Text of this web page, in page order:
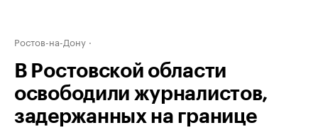
Ростов-на-Дону
В Ростовской области
освободили журналистов,
задержанных на границе